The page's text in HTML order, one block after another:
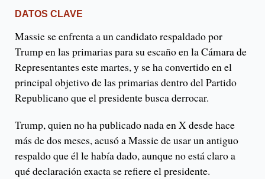
DATOS CLAVE
Massie se enfrenta a un candidato respaldado por
Trump en las primarias para su escaño en la Cámara de
Representantes este martes, y se ha convertido en el
principal objetivo de las primarias dentro del Partido
Republicano que el presidente busca derrocar.
Trump, quien no ha publicado nada en X desde hace
más de dos meses, acusó a Massie de usar un antiguo
respaldo que él le había dado, aunque no está claro a
qué declaración exacta se refiere el presidente.